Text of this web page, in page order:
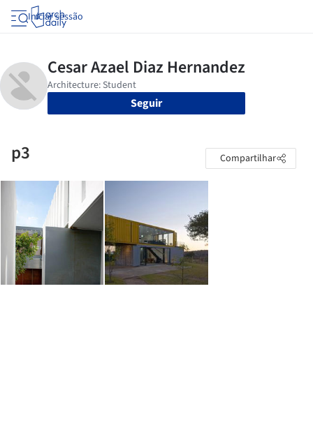
Iniciar sessão
Seguir
p3 Compartilhar